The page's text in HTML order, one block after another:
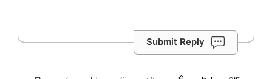
Submit Reply